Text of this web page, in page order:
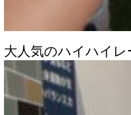
大人気のハイハイ